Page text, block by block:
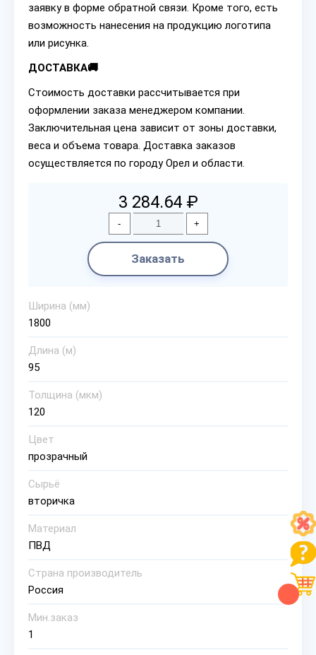
заявку в форме обратной связи. Кроме того, есть
возможность нанесения на продукцию логотипа
или рисунка.
ДОСТАВКА🚚
Стоимость доставки рассчитывается при
оформлении заказа менеджером компании.
Заключительная цена зависит от зоны доставки,
веса и объема товара. Доставка заказов
осуществляется по городу Орел и области.
3 284.64 ₽
- +
Заказать
Ширина (мм)
1800
Длина (м)
95
Толщина (мкм)
120
Цвет
прозрачный
Сырьё
вторичка
Материал
ПВД
Страна производитель
Россия
Мин.заказ
1